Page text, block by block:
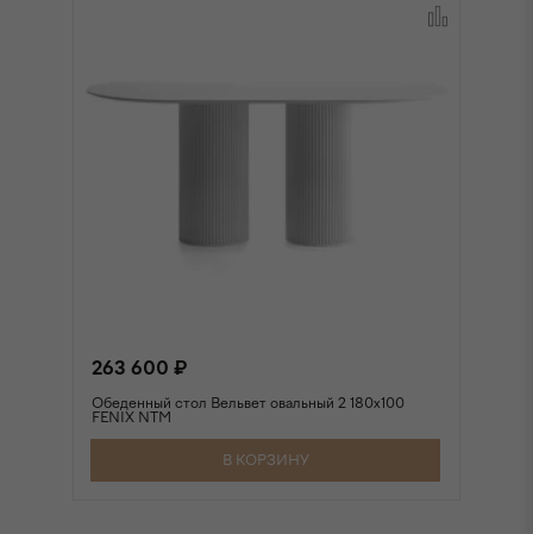
263 600 ₽
Обеденный стол Вельвет овальный 2 180х100
FENIX NTM
В КОРЗИНУ